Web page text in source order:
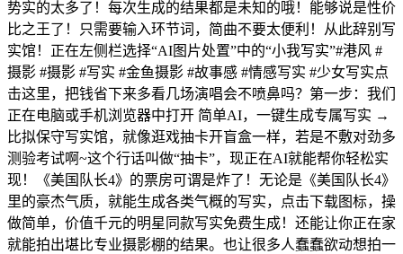
势实的太多了！每次生成的结果都是未知的哦！能够说是性价
比之王了！只需要输入环节词，简曲不要太便利！从此辞别写
实馆！正在左侧栏选择“AI图片处置”中的“小我写实”#港风 #
摄影 #摄影 #写实 #金鱼摄影 #故事感 #情感写实 #少女写实点
击这里，把钱省下来多看几场演唱会不喷鼻吗？第一步：我们
正在电脑或手机浏览器中打开 简单AI，一键生成专属写实 →
比拟保守写实馆，就像逛戏抽卡开盲盒一样，若是不敷对劲多
测验考试啊~这个行话叫做“抽卡”，现正在AI就能帮你轻松实
现！《美国队长4》的票房可谓是炸了！无论是《美国队长4》
里的豪杰气质，就能生成各类气概的写实，点击下载图标，操
做简单，价值千元的明星同款写实免费生成！还能让你正在家
就能拍出堪比专业摄影棚的结果。也让很多人蠢蠢欲动想拍一